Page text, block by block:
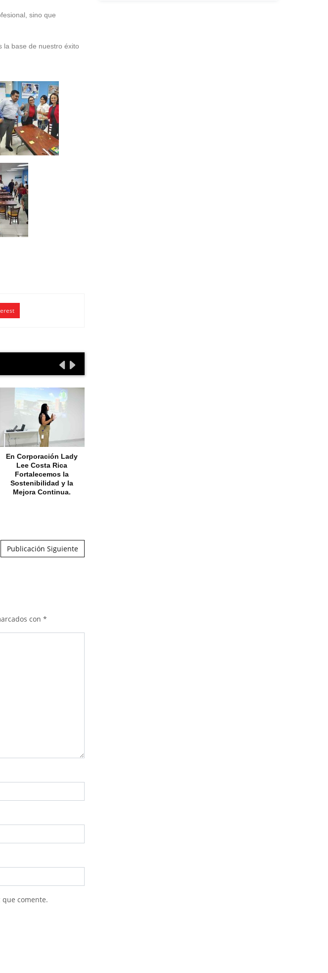
sino que
la base de nuestro éxito
En Corporación Lady
Lee Costa Rica
Fortalecemos la
Sostenibilidad y la
Mejora Continua.
Publicación Siguiente
con *
comente.